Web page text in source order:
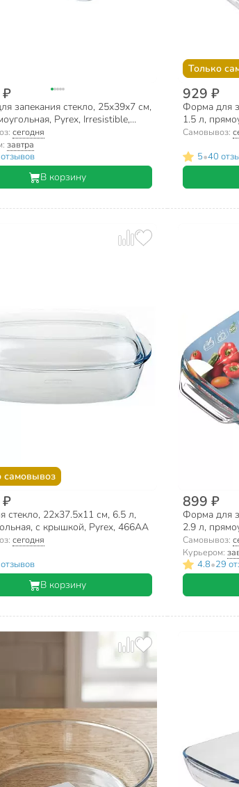
запекания стекло, 25х39х7 см,
Pyrex, Irresistible,
7046
сегодня
завтра
В корзину
Только
929 ₽
Форма для
1.5 л,
Cook Freez,
Самовывоз:
5•40
самовывоз
стекло, 22х37.5х11 см, 6.5 л,
с крышкой, Pyrex, 466AA
сегодня
В корзину
899 ₽
Форма для
2.9 л,
408B000/
Самовывоз:
Курьером:
4.8•29